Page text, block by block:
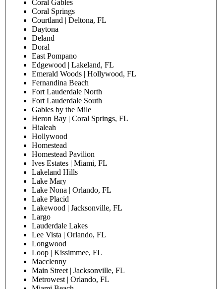
Coral Gables
Coral Springs
Courtland | Deltona, FL
Daytona
Deland
Doral
East Pompano
Edgewood | Lakeland, FL
Emerald Woods | Hollywood, FL
Fernandina Beach
Fort Lauderdale North
Fort Lauderdale South
Gables by the Mile
Heron Bay | Coral Springs, FL
Hialeah
Hollywood
Homestead
Homestead Pavilion
Ives Estates | Miami, FL
Lakeland Hills
Lake Mary
Lake Nona | Orlando, FL
Lake Placid
Lakewood | Jacksonville, FL
Largo
Lauderdale Lakes
Lee Vista | Orlando, FL
Longwood
Loop | Kissimmee, FL
Macclenny
Main Street | Jacksonville, FL
Metrowest | Orlando, FL